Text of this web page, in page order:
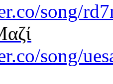
song/
song/